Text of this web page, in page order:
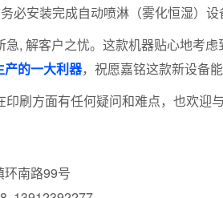
务必安装完成自动喷淋（雾化恒湿）
急, 解客户之忧。这款机器贴心地考虑
产的一大利器，祝愿嘉铭这款新设备
印刷方面有任何疑问和难点，也欢迎
南路99号